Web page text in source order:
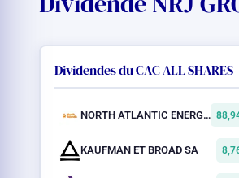
Dividendes du CAC ALL SHARES
NORTH ATLANTIC ENERGIES SAS
KAUFMAN ET BROAD SA